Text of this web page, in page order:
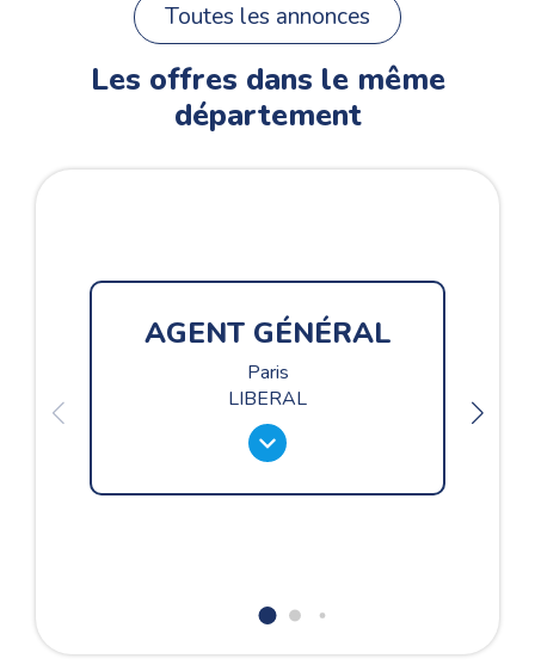
Toutes les annonces
Les offres dans le même
département
AGENT GÉNÉRAL
Paris
LIBERAL